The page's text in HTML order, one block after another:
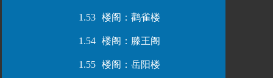
1.53 楼阁：鹳雀楼
1.54 楼阁：滕王阁
1.55 楼阁：岳阳楼